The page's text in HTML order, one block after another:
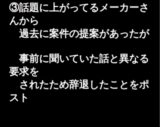
③話題に上がってるメーカーさ
んから
過去に案件の提案があったが
事前に聞いていた話と異なる
要求を
されたため辞退したことをポ
スト